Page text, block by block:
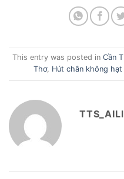
This entry was posted in Cần
Thơ, Hút chân không hạt